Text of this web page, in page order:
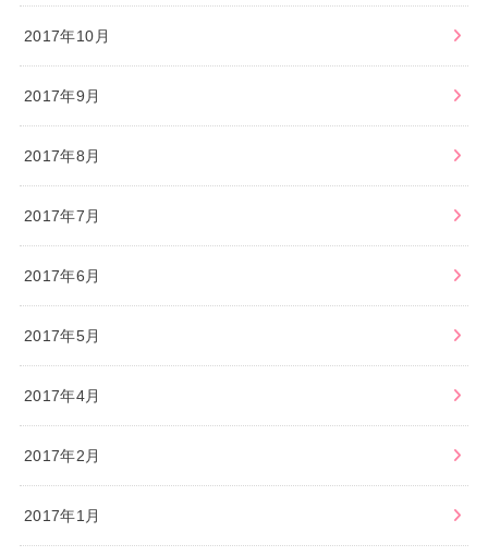
2017年10月
2017年9月
2017年8月
2017年7月
2017年6月
2017年5月
2017年4月
2017年2月
2017年1月